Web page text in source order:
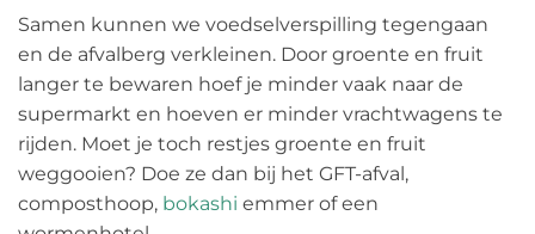
Samen kunnen we voedselverspilling tegengaan
en de afvalberg verkleinen. Door groente en fruit
langer te bewaren hoef je minder vaak naar de
supermarkt en hoeven er minder vrachtwagens te
rijden. Moet je toch restjes groente en fruit
weggooien? Doe ze dan bij het GFT-afval,
composthoop, bokashi emmer of een